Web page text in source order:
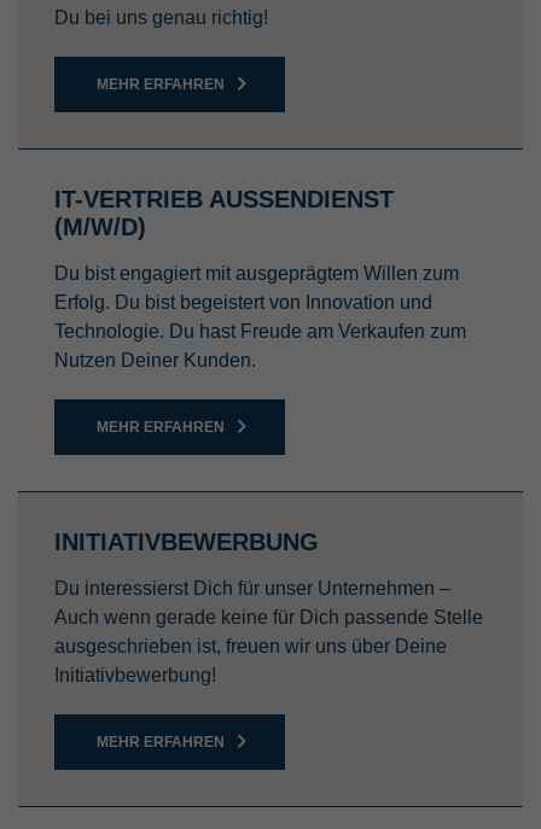
Du bei uns genau richtig!
MEHR ERFAHREN
IT-VERTRIEB AUSSENDIENST (
M/W/D)
Du bist engagiert mit ausgeprägtem Willen zum
Erfolg. Du bist begeistert von Innovation und
Technologie. Du hast Freude am Verkaufen zum
Nutzen Deiner Kunden.
MEHR ERFAHREN
INITIATIVBEWERBUNG
Du interessierst Dich für unser Unternehmen –
Auch wenn gerade keine für Dich passende Stelle
ausgeschrieben ist, freuen wir uns über Deine
Initiativbewerbung!
MEHR ERFAHREN